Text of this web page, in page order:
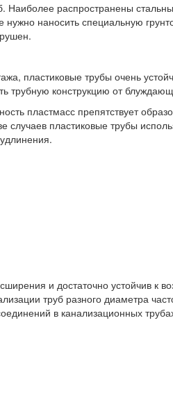
Наиболее распространены
наносить специальную
пластиковые трубы очень
трубную конструкцию от
пластмасс препятствует
пластиковые трубы
и достаточно устойчив к
труб разного диаметра
в канализационных